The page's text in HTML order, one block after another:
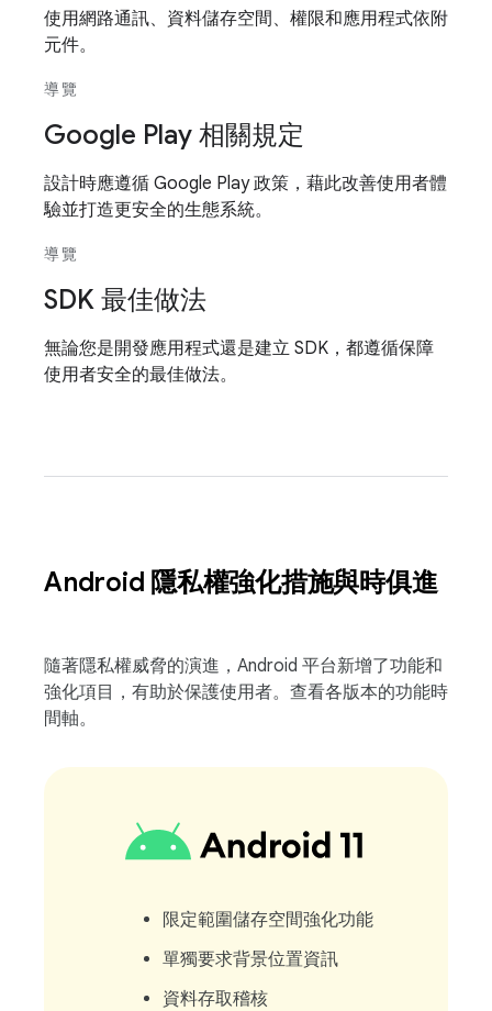
使用網路通訊、資料儲存空間、權限和應用程式依附
元件。
導覽
Google Play 相關規定
設計時應遵循 Google Play 政策，藉此改善使用者體
驗並打造更安全的生態系統。
導覽
SDK 最佳做法
無論您是開發應用程式還是建立 SDK，都遵循保障
使用者安全的最佳做法。
Android 隱私權強化措施與時俱進
隨著隱私權威脅的演進，Android 平台新增了功能和
強化項目，有助於保護使用者。查看各版本的功能時
間軸。
限定範圍儲存空間強化功能
單獨要求背景位置資訊
資料存取稽核